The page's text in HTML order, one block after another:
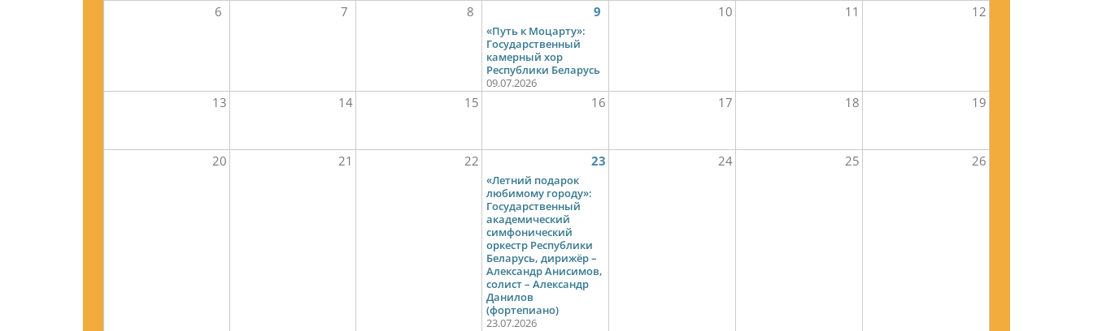
6 7 8 9 10 11 12
«Путь к Моцарту»:
Государственный
камерный хор
Республики Беларусь
09.07.2026
13 14 15 16 17 18 19
20 21 22 23 24 25 26
«Летний подарок
любимому городу»:
Государственный
академический
симфонический
оркестр Республики
Беларусь, дирижёр –
Александр Анисимов,
солист – Александр
Данилов
(фортепиано)
23.07.2026